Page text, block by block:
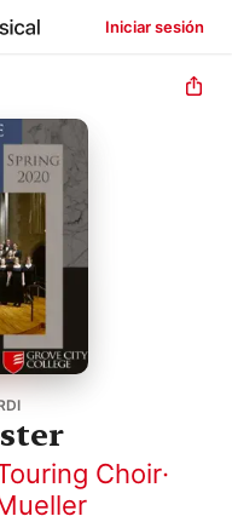
Iniciar sesión
Choir·